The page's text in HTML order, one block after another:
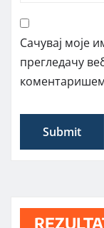
Сачувај моје
прегледачу